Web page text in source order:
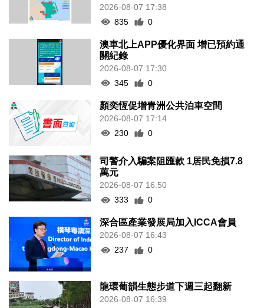
2026-08-07 17:38
835
0
澳車北上APP優化界面 增已預約通
關紀錄
2026-08-07 17:30
345
0
顏奕恆促增青洲公共泊車空間
2026-08-07 17:14
230
0
司警介入騙案阻匯款 1居民免損7.8
萬元
2026-08-07 16:50
333
0
深合區產業發展局加入ICCA會員
2026-08-07 16:43
237
0
龍環葡韻生態步道下週三起翻新
2026-08-07 16:39